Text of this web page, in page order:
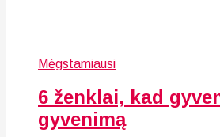
Mėgstamiausi
6 ženklai, kad
gyvenimą